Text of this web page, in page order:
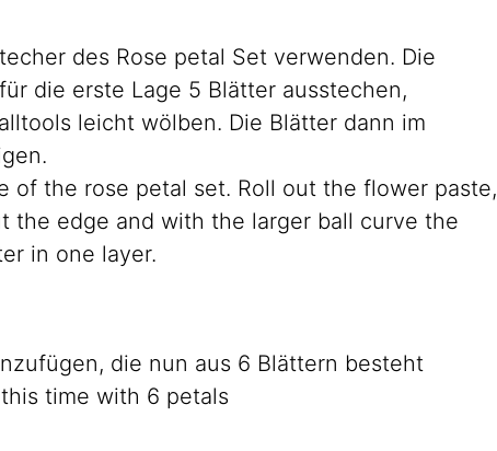
des Rose petal Set verwenden. Die
die erste Lage 5 Blätter ausstechen,
leicht wölben. Die Blätter dann im
of the rose petal set. Roll out the flower paste,
the edge and with the larger ball curve the
in one layer.
die nun aus 6 Blättern besteht
time with 6 petals